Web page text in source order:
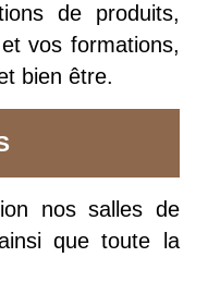
de produits,
vos formations,
bien être.
nos salles de
que toute la